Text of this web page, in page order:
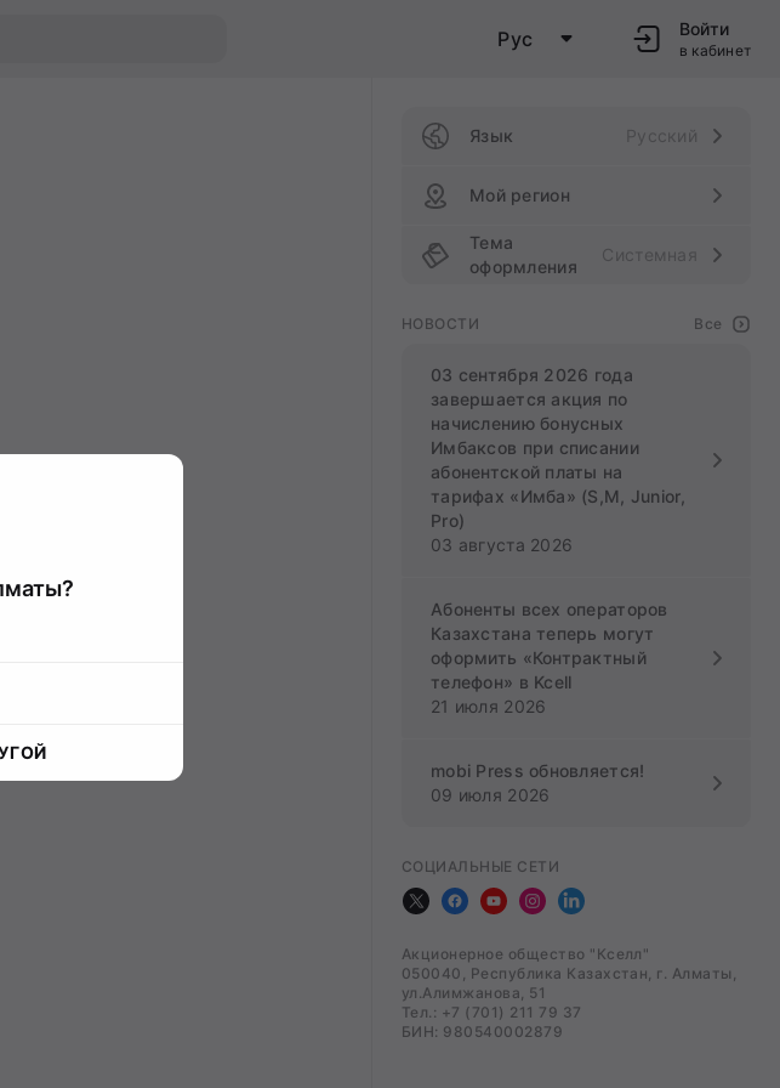
Рус Войти
в кабинет
Язык Русский
Мой регион
Тема
оформления
Системная
НОВОСТИ Все
03 сентября 2026 года
завершается акция по
начислению бонусных
Имбаксов при списании
абонентской платы на
тарифах «Имба» (S,M, Junior,
Pro)
03 августа 2026
Абоненты всех операторов
Казахстана теперь могут
оформить «Контрактный
телефон» в Kcell
21 июля 2026
mobi Press обновляется!
09 июля 2026
СОЦИАЛЬНЫЕ СЕТИ
Акционерное общество "Кселл"
050040, Республика Казахстан, г. Алматы,
ул.Алимжанова, 51
Тел.: +7 (701) 211 79 37
БИН: 980540002879